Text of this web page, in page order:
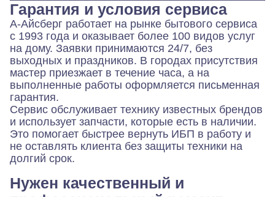
Гарантия и условия сервиса
А-Айсберг работает на рынке бытового сервиса
с 1993 года и оказывает более 100 видов услуг
на дому. Заявки принимаются 24/7, без
выходных и праздников. В городах присутствия
мастер приезжает в течение часа, а на
выполненные работы оформляется письменная
гарантия.
Сервис обслуживает технику известных брендов
и использует запчасти, которые есть в наличии.
Это помогает быстрее вернуть ИБП в работу и
не оставлять клиента без защиты техники на
долгий срок.
Нужен качественный и